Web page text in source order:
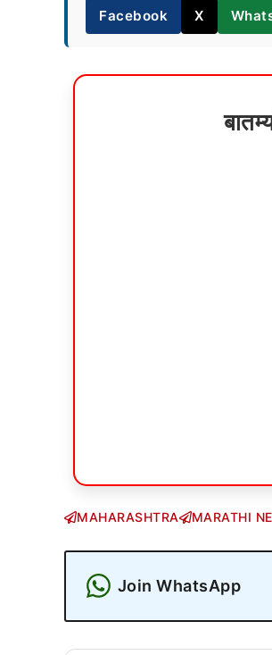
Facebook X
MAHARASHTRA MARATHI
Join WhatsApp